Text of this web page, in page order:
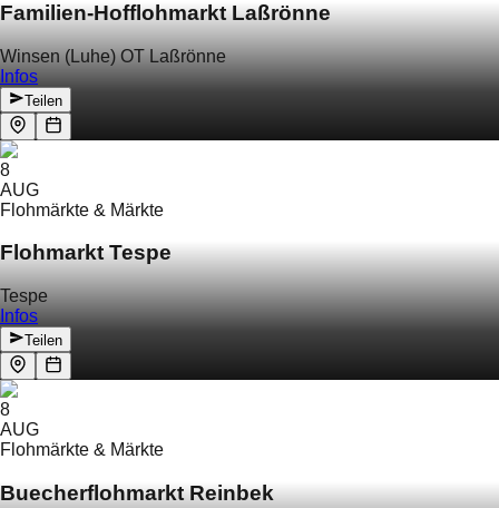
Familien-Hofflohmarkt Laßrönne
Winsen (Luhe) OT Laßrönne
Infos
Teilen
8
AUG
Flohmärkte & Märkte
Flohmarkt Tespe
Tespe
Infos
Teilen
8
AUG
Flohmärkte & Märkte
Buecherflohmarkt Reinbek